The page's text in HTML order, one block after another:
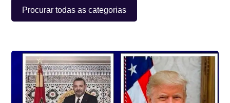
Procurar todas as categorias